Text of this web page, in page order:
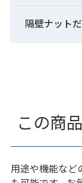
隔壁ナット
この商
用途や機能など